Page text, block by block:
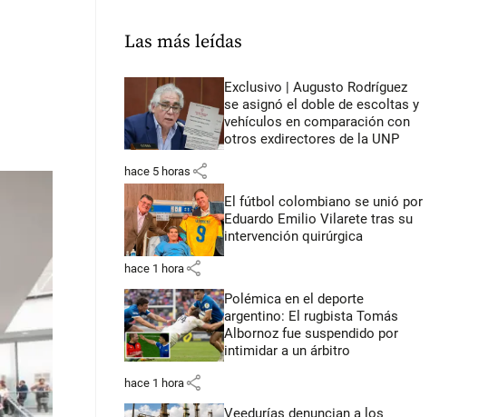
Las más leídas
Exclusivo | Augusto Rodríguez
se asignó el doble de escoltas y
vehículos en comparación con
otros exdirectores de la UNP
hace 5 horas share
El fútbol colombiano se unió por
Eduardo Emilio Vilarete tras su
intervención quirúrgica
hace 1 hora share
Polémica en el deporte
argentino: El rugbista Tomás
Albornoz fue suspendido por
intimidar a un árbitro
hace 1 hora share
Veedurías denuncian a los